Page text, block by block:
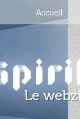
Accueil